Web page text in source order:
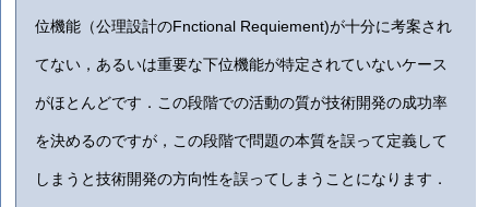
位機能（公理設計のFnctional Requiement)が十分に考案され
てない，あるいは重要な下位機能が特定されていないケース
がほとんどです．この段階での活動の質が技術開発の成功率
を決めるのですが，この段階で問題の本質を誤って定義して
しまうと技術開発の方向性を誤ってしまうことになります．